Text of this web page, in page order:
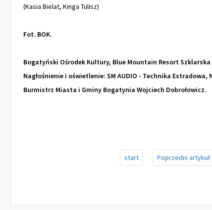
(Kasia Bielat, Kinga Tulisz)
Fot. BOK.
Bogatyński Ośrodek Kultury, Blue Mountain Resort Szklarska
Nagłośnienie i oświetlenie: SM AUDIO - Technika Estradowa,
Burmistrz Miasta i Gminy Bogatynia Wojciech Dobrołowicz.
start Poprzedni artykuł